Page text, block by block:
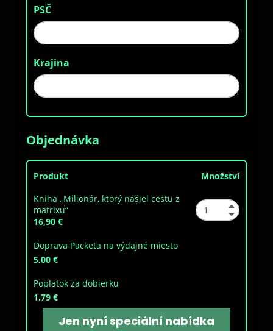
PSČ
Krajina
Objednávka
Produkt
Množství
Kniha „Milionár, ktorý našiel cestu z
matrixu“
16,90 €
Doprava Packeta na výdajné miesto
5,00 €
Poplatok za dobierku
1,79 €
Jen nyní speciální nabídka